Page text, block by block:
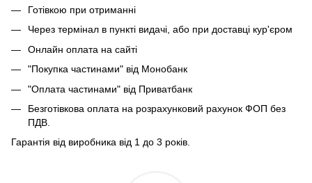
Готівкою при отриманні
Через термінал в пункті видачі, або при доставці кур'єром
Онлайн оплата на сайті
"Покупка частинами" від Монобанк
"Оплата частинами" від Приватбанк
Безготівкова оплата на розрахунковий рахунок ФОП без
ПДВ.
Гарантія від виробника від 1 до 3 років.